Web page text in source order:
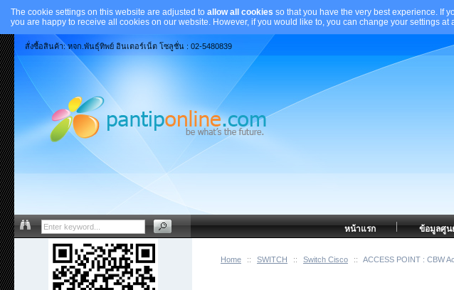
The cookie settings on this website are adjusted to allow all cookies so that you have the very best experience. If
you are happy to receive all cookies on our website. However, if you would like to, you can change your settings at
Home :: SWITCH :: Switch Cisco :: ACCESS POINT : CBW
สั่งซื้อสินค้า: หจก.พันธุ์ทิพย์ อินเตอร์เน็ต โซลูชั่น : 02-5480839
ข้อมูลศูน
หน้าแรก